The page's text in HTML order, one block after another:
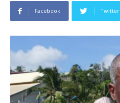
Facebook Twitter